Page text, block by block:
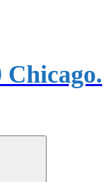
Chicago.